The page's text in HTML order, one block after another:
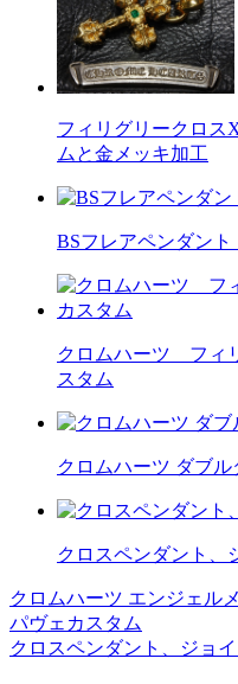
フィリグリークロス
ムと金メッキ加工
BSフレアペンダン
クロムハーツ フィ
スタム
クロムハーツ ダブ
クロスペンダント、
投
稿
クロムハーツ エンジェ
パヴェカスタム
クロスペンダント、ジョ